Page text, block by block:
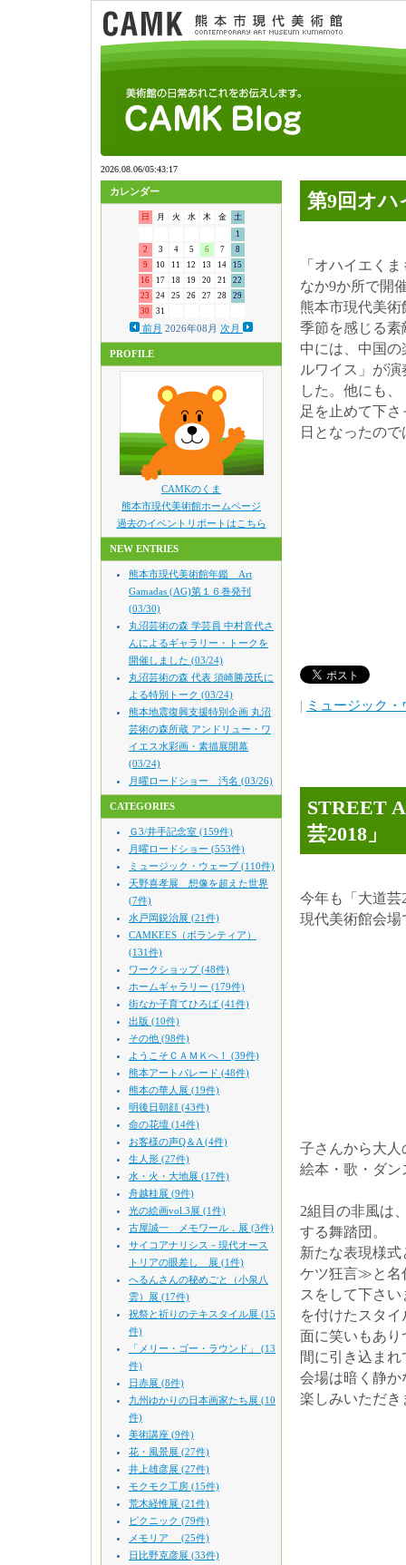
カレンダー
日 月 火 水 木 金
土
1
2
3 4 5 6 7
8
9
10 11 12 13 14
15
16
17 18 19 20 21
22
23
24 25 26 27 28
29
30
31
前月 2026年08月 次月
PROFILE
CAMKのくま
熊本市現代美術館ホームページ
過去のイベントリポートはこちら
NEW ENTRIES
熊本市現代美術館年鑑 Art
Gamadas (AG)第１６巻発刊
(03/30)
丸沼芸術の森 学芸員 中村音代さ
んによるギャラリー・トークを
開催しました (03/24)
丸沼芸術の森 代表 須崎勝茂氏に
よる特別トーク (03/24)
熊本地震復興支援特別企画 丸沼
芸術の森所蔵 アンドリュー・ワ
イエス水彩画・素描展開幕
(03/24)
月曜ロードショー 汚名 (03/26)
CATEGORIES
Ｇ3/井手記念室 (159件)
月曜ロードショー (553件)
ミュージック・ウェーブ (110件)
天野喜孝展 想像を超えた世界
(7件)
水戸岡鋭治展 (21件)
CAMKEES（ボランティア）
(131件)
ワークショップ (48件)
ホームギャラリー (179件)
街なか子育てひろば (41件)
出版 (10件)
その他 (98件)
ようこそＣＡＭＫへ！ (39件)
熊本アートパレード (48件)
熊本の華人展 (19件)
明後日朝顔 (43件)
命の花壇 (14件)
お客様の声Q＆A (4件)
生人形 (27件)
水・火・大地展 (17件)
舟越桂展 (9件)
光の絵画vol.3展 (1件)
古屋誠一 メモワール．展 (3件)
サイコアナリシス－現代オース
トリアの眼差し 展 (1件)
へるんさんの秘めごと（小泉八
雲）展 (17件)
祝祭と祈りのテキスタイル展 (15
件)
「メリー・ゴー・ラウンド」 (13
件)
日赤展 (8件)
九州ゆかりの日本画家たち展 (10
件)
美術講座 (9件)
花・風景展 (27件)
井上雄彦展 (27件)
モクモク工房 (15件)
荒木経惟展 (21件)
ピクニック (79件)
メモリア (25件)
日比野克彦展 (33件)
第9回オ
「オハイエく
なか9か所で開
熊本市現代美
季節を感じる
中には、中国
ルワイス」が
した。他にも
足を止めて下
日となったの
| ミュージック・
STREET
芸2018」
今年も「大道芸
現代美術館会場
子さんから大
絵本・歌・ダ
2組目の非風は
する舞踏団。
新たな表現様
ケツ狂言≫と名
スをして下さ
を付けたスタ
面に笑いもあ
間に引き込ま
会場は暗く静
楽しみいただき